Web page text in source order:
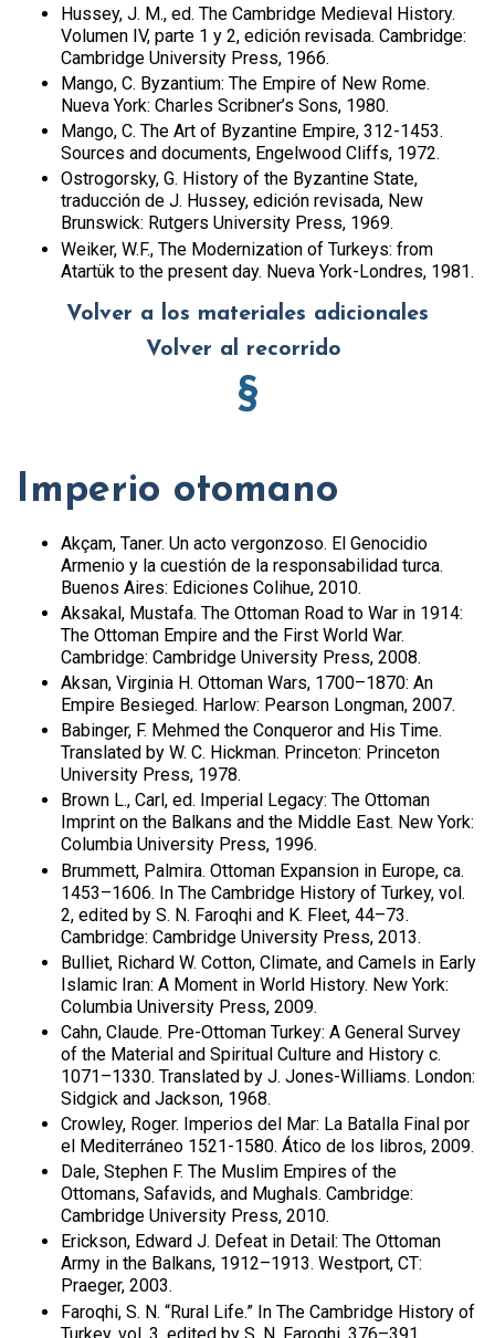
Hussey, J. M., ed. The Cambridge Medieval History.
Volumen IV, parte 1 y 2, edición revisada. Cambridge:
Cambridge University Press, 1966.
Mango, C. Byzantium: The Empire of New Rome.
Nueva York: Charles Scribner’s Sons, 1980.
Mango, C. The Art of Byzantine Empire, 312-1453.
Sources and documents, Engelwood Cliffs, 1972.
Ostrogorsky, G. History of the Byzantine State,
traducción de J. Hussey, edición revisada, New
Brunswick: Rutgers University Press, 1969.
Weiker, W.F., The Modernization of Turkeys: from
Atartük to the present day. Nueva York-Londres, 1981.
Volver a los materiales adicionales
Volver al recorrido
§
Imperio otomano
Akçam, Taner. Un acto vergonzoso. El Genocidio
Armenio y la cuestión de la responsabilidad turca.
Buenos Aires: Ediciones Colihue, 2010.
Aksakal, Mustafa. The Ottoman Road to War in 1914:
The Ottoman Empire and the First World War.
Cambridge: Cambridge University Press, 2008.
Aksan, Virginia H. Ottoman Wars, 1700–1870: An
Empire Besieged. Harlow: Pearson Longman, 2007.
Babinger, F. Mehmed the Conqueror and His Time.
Translated by W. C. Hickman. Princeton: Princeton
University Press, 1978.
Brown L., Carl, ed. Imperial Legacy: The Ottoman
Imprint on the Balkans and the Middle East. New York:
Columbia University Press, 1996.
Brummett, Palmira. Ottoman Expansion in Europe, ca.
1453–1606. In The Cambridge History of Turkey, vol.
2, edited by S. N. Faroqhi and K. Fleet, 44–73.
Cambridge: Cambridge University Press, 2013.
Bulliet, Richard W. Cotton, Climate, and Camels in Early
Islamic Iran: A Moment in World History. New York:
Columbia University Press, 2009.
Cahn, Claude. Pre-Ottoman Turkey: A General Survey
of the Material and Spiritual Culture and History c.
1071–1330. Translated by J. Jones-Williams. London:
Sidgick and Jackson, 1968.
Crowley, Roger. Imperios del Mar: La Batalla Final por
el Mediterráneo 1521-1580. Ático de los libros, 2009.
Dale, Stephen F. The Muslim Empires of the
Ottomans, Safavids, and Mughals. Cambridge:
Cambridge University Press, 2010.
Erickson, Edward J. Defeat in Detail: The Ottoman
Army in the Balkans, 1912–1913. Westport, CT:
Praeger, 2003.
Faroqhi, S. N. “Rural Life.” In The Cambridge History of
Turkey, vol. 3, edited by S. N. Faroqhi, 376–391.